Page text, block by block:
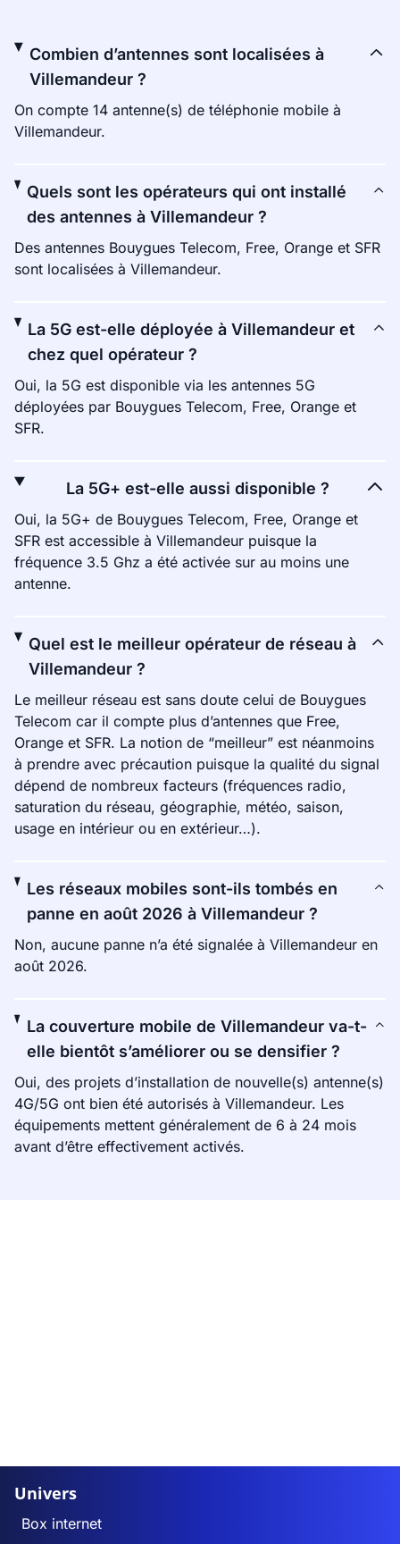
Combien d’antennes sont localisées à
Villemandeur ?
On compte 14 antenne(s) de téléphonie mobile à
Villemandeur.
Quels sont les opérateurs qui ont installé
des antennes à Villemandeur ?
Des antennes Bouygues Telecom, Free, Orange et SFR
sont localisées à Villemandeur.
La 5G est-elle déployée à Villemandeur et
chez quel opérateur ?
Oui, la 5G est disponible via les antennes 5G
déployées par Bouygues Telecom, Free, Orange et
SFR.
La 5G+ est-elle aussi disponible ?
Oui, la 5G+ de Bouygues Telecom, Free, Orange et
SFR est accessible à Villemandeur puisque la
fréquence 3.5 Ghz a été activée sur au moins une
antenne.
Quel est le meilleur opérateur de réseau à
Villemandeur ?
Le meilleur réseau est sans doute celui de Bouygues
Telecom car il compte plus d’antennes que Free,
Orange et SFR. La notion de “meilleur” est néanmoins
à prendre avec précaution puisque la qualité du signal
dépend de nombreux facteurs (fréquences radio,
saturation du réseau, géographie, météo, saison,
usage en intérieur ou en extérieur…).
Les réseaux mobiles sont-ils tombés en
panne en août 2026 à Villemandeur ?
Non, aucune panne n’a été signalée à Villemandeur en
août 2026.
La couverture mobile de Villemandeur va-t-
elle bientôt s’améliorer ou se densifier ?
Oui, des projets d’installation de nouvelle(s) antenne(s)
4G/5G ont bien été autorisés à Villemandeur. Les
équipements mettent généralement de 6 à 24 mois
avant d’être effectivement activés.
Univers
Box internet